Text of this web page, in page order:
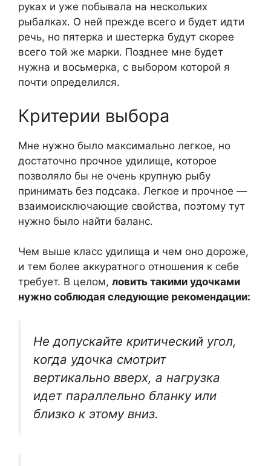
руках и уже побывала на нескольких
рыбалках. О ней прежде всего и будет идти
речь, но пятерка и шестерка будут скорее
всего той же марки. Позднее мне будет
нужна и восьмерка, с выбором которой я
почти определился.
Критерии выбора
Мне нужно было максимально легкое, но
достаточно прочное удилище, которое
позволяло бы не очень крупную рыбу
принимать без подсака. Легкое и прочное —
взаимоисключающие свойства, поэтому тут
нужно было найти баланс.
Чем выше класс удилища и чем оно дороже,
и тем более аккуратного отношения к себе
требует. В целом, ловить такими удочками
нужно соблюдая следующие рекомендации:
Не допускайте критический угол,
когда удочка смотрит
вертикально вверх, а нагрузка
идет параллельно бланку или
близко к этому вниз.